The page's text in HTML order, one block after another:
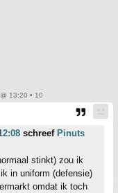
13:20 • 10
schreef Pinuts
stinkt) zou ik
in uniform (defensie)
omdat ik toch